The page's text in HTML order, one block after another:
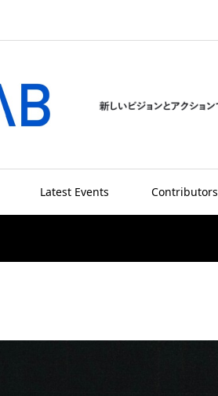
Latest Events Contributors